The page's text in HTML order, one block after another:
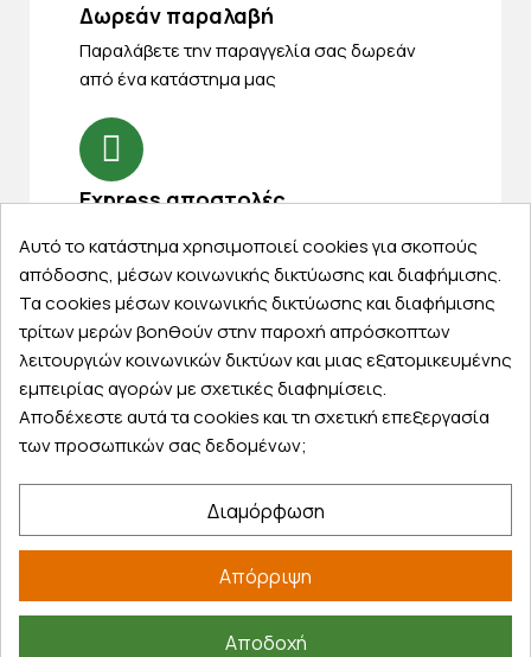
Δωρεάν παραλαβή
Παραλάβετε την παραγγελία σας δωρεάν
από ένα κατάστημα μας
Express αποστολές
Κάντε σήμερα την παραγγελία σας και
παραλάβετε αύριο στην πόρτα σας
Εξυπηρέτηση πελατών
Λογαριασμός
Τα αγαπημένα μου
Τρόποι παραγγελίας
Τρόποι πληρωμής
Επιστροφές προϊοντων
Αυτό το κατάστημα χρησιμοποιεί cookies για σκοπούς
απόδοσης, μέσων κοινωνικής δικτύωσης και διαφήμισης.
Τα cookies μέσων κοινωνικής δικτύωσης και διαφήμισης
τρίτων μερών βοηθούν στην παροχή απρόσκοπτων
λειτουργιών κοινωνικών δικτύων και μιας εξατομικευμένης
εμπειρίας αγορών με σχετικές διαφημίσεις.
Αποδέχεστε αυτά τα cookies και τη σχετική επεξεργασία
των προσωπικών σας δεδομένων;
Διαμόρφωση
Απόρριψη
Αποδοχή